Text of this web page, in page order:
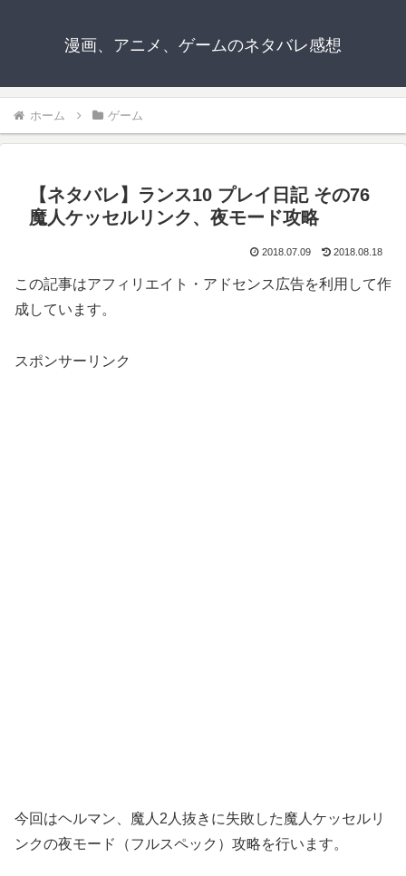
漫画、アニメ、ゲームのネタバレ感想
ホーム ゲーム
【ネタバレ】ランス10 プレイ日記 その76
魔人ケッセルリンク、夜モード攻略
2018.07.09 2018.08.18
この記事はアフィリエイト・アドセンス広告を利用して作
成しています。
スポンサーリンク
今回はヘルマン、魔人2人抜きに失敗した魔人ケッセルリ
ンクの夜モード（フルスペック）攻略を行います。